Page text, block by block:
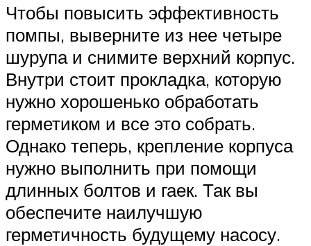
Чтобы повысить эффективность
помпы, выверните из нее четыре
шурупа и снимите верхний корпус.
Внутри стоит прокладка, которую
нужно хорошенько обработать
герметиком и все это собрать.
Однако теперь, крепление корпуса
нужно выполнить при помощи
длинных болтов и гаек. Так вы
обеспечите наилучшую
герметичность будущему насосу.